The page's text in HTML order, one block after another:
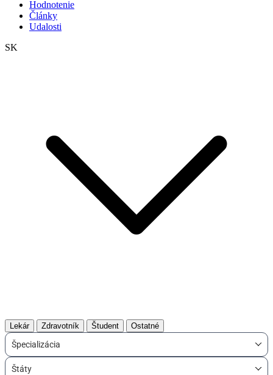
Hodnotenie
Články
Udalosti
SK
Lekár Zdravotník Študent Ostatné
Špecializácia
Štáty